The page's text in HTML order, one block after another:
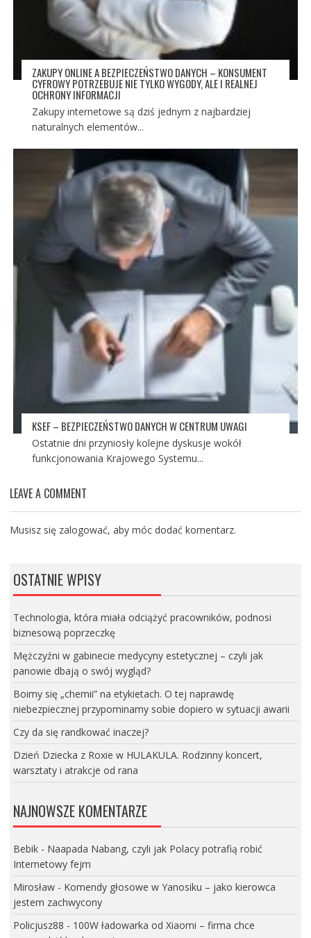
ZAKUPY ONLINE A BEZPIECZEŃSTWO DANYCH – KONSUMENT
CYFROWY POTRZEBUJE NIE TYLKO WYGODY, ALE I REALNEJ
OCHRONY INFORMACJI
Zakupy internetowe są dziś jednym z najbardziej
naturalnych elementów...
KSEF – BEZPIECZEŃSTWO DANYCH W CENTRUM UWAGI
Ostatnie dni przyniosły kolejne dyskusje wokół
funkcjonowania Krajowego Systemu...
LEAVE A COMMENT
Musisz się zalogować, aby móc dodać komentarz.
OSTATNIE WPISY
Technologia, która miała odciążyć pracowników, podnosi
biznesową poprzeczkę
Mężczyźni w gabinecie medycyny estetycznej – czyli jak
panowie dbają o swój wygląd?
Boimy się „chemii” na etykietach. O tej naprawdę
niebezpiecznej przypominamy sobie dopiero w sytuacji awarii
Czy da się randkować inaczej?
Dzień Dziecka z Roxie w HULAKULA. Rodzinny koncert,
warsztaty i atrakcje od rana
NAJNOWSZE KOMENTARZE
Bebik- Naapada Nabang, czyli jak Polacy potrafią robić
Internetowy fejm
Mirosław- Komendy głosowe w Yanosiku – jako kierowca
jestem zachwycony
Policjusz88 - 100W ładowarka od Xiaomi – firma chce